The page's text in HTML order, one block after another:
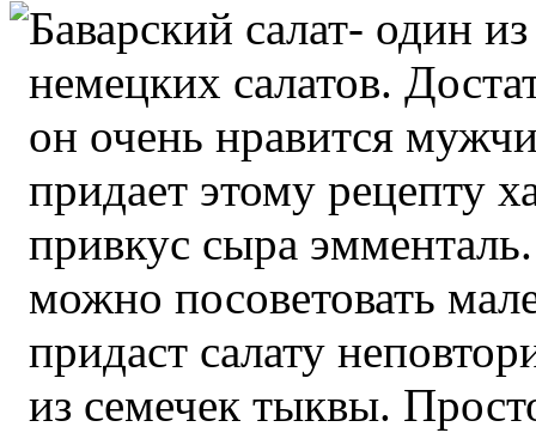
Баварский салат- один
немецких салатов.
он очень нравится
придает этому рецепту
привкус сыра
можно посоветовать
придаст салату
из семечек тыквы.